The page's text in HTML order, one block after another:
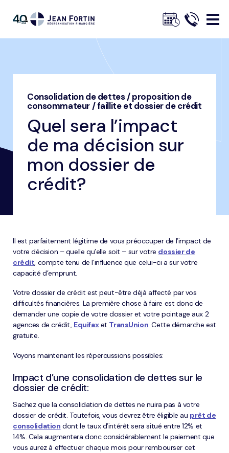
Fortin
d'ariane
Accueil Nos conseils
Dossier de crédit
Quel sera l’impact de ma décision sur mon dossier de crédit?
Trustpilot
Consolidation de dettes / proposition de
consommateur / faillite et dossier de crédit
Quel sera l’impact
de ma décision sur
mon dossier de
crédit?
Il est parfaitement légitime de vous préoccuper de l’impact de
votre décision – quelle qu’elle soit – sur votre dossier de
crédit, compte tenu de l’influence que celui-ci a sur votre
capacité d’emprunt.
Votre dossier de crédit est peut-être déjà affecté par vos
difficultés financières. La première chose à faire est donc de
demander une copie de votre dossier et votre pointage aux 2
agences de crédit, Equifaxet TransUnion. Cette démarche est
gratuite.
Voyons maintenant les répercussions possibles:
Impact d’une consolidation de dettes sur le
dossier de crédit:
Sachez que la consolidation de dettes ne nuira pas à votre
dossier de crédit. Toutefois, vous devrez être éligible au prêt de
consolidation dont le taux d’intérêt sera situé entre 12% et
14%. Cela augmentera donc considérablement le paiement que
vous aurez à effectuer chaque mois pour rembourser cet